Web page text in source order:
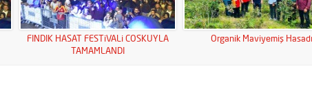
FINDIK HASAT FESTiVALi COSKUYLA
TAMAMLANDI
Organik Maviyemiş Hasadı